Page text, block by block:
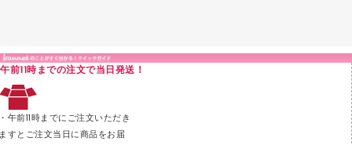
Ｚ式ファイル
２穴リフィル・２穴インデックス
印章用品
ラベル類
午前11時までの注文で当日発送！
午前11時までにご注文いただき
すとご注文当日に商品をお届